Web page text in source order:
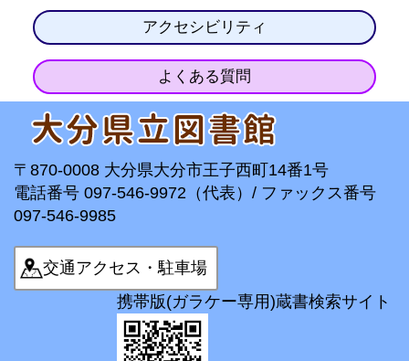
アクセシビリティ
よくある質問
〒870-0008 大分県大分市王子西町14番1号
電話番号 097-546-9972（代表）/ ファックス番号
097-546-9985
交通アクセス・駐車場
携帯版(ガラケー専用)蔵書検索サイト